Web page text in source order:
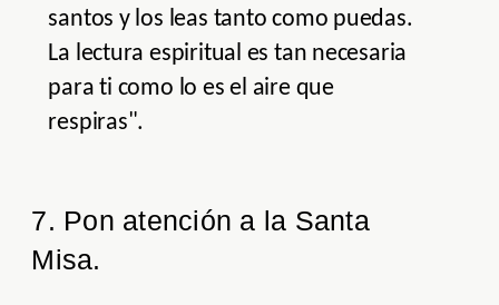
santos y los leas tanto como puedas.
La lectura espiritual es tan necesaria
para ti como lo es el aire que
respiras".
7. Pon atención a la Santa
Misa.